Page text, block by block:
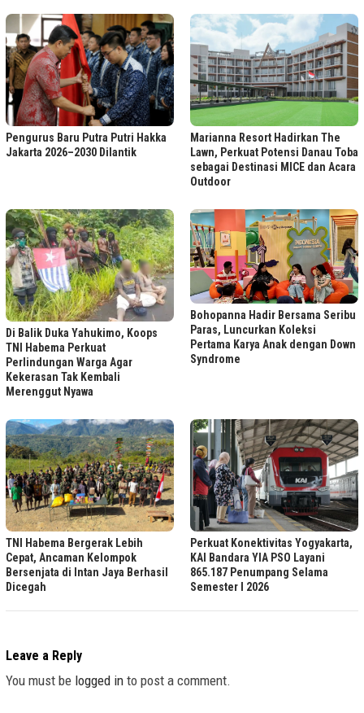
Pengurus Baru Putra Putri Hakka
Jakarta 2026–2030 Dilantik
Marianna Resort Hadirkan The
Lawn, Perkuat Potensi Danau Toba
sebagai Destinasi MICE dan Acara
Outdoor
Di Balik Duka Yahukimo, Koops
TNI Habema Perkuat
Perlindungan Warga Agar
Kekerasan Tak Kembali
Merenggut Nyawa
Bohopanna Hadir Bersama Seribu
Paras, Luncurkan Koleksi
Pertama Karya Anak dengan Down
Syndrome
TNI Habema Bergerak Lebih
Cepat, Ancaman Kelompok
Bersenjata di Intan Jaya Berhasil
Dicegah
Perkuat Konektivitas Yogyakarta,
KAI Bandara YIA PSO Layani
865.187 Penumpang Selama
Semester I 2026
Leave a Reply
You must be logged in to post a comment.